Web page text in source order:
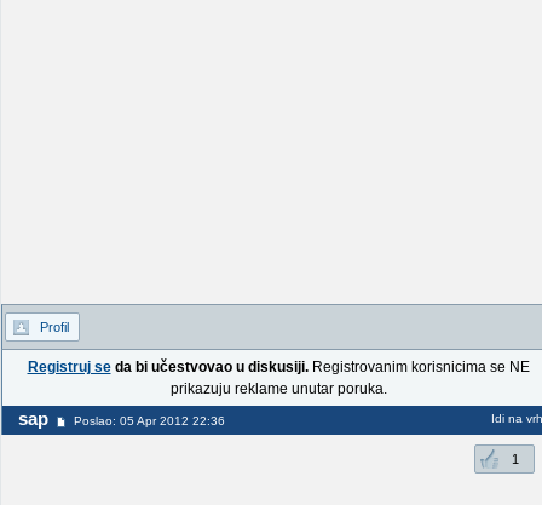
Profil
Registruj seda bi učestvovao u diskusiji.Registrovanim korisnicima se NE
prikazuju reklame unutar poruka.
sap Poslao: 05 Apr 2012 22:36 Idi na vrh
1